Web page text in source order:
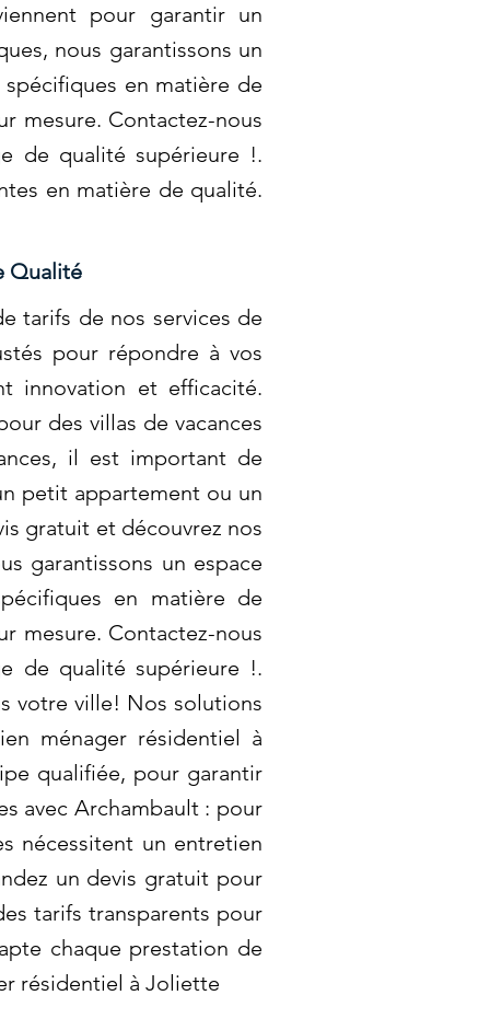
pour garantir un
nous garantissons un
en matière de
mesure. Contactez-nous
de qualité supérieure !.
en matière de qualité.
Qualité
tarifs de nos services de
pour répondre à vos
innovation et efficacité.
des villas de vacances
il est important de
petit appartement ou un
gratuit et découvrez nos
garantissons un espace
en matière de
mesure. Contactez-nous
de qualité supérieure !.
votre ville! Nos solutions
ménager résidentiel à
qualifiée, pour garantir
avec Archambault : pour
nécessitent un entretien
un devis gratuit pour
tarifs transparents pour
chaque prestation de
résidentiel à Joliette